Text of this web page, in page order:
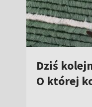
Dziś
O której